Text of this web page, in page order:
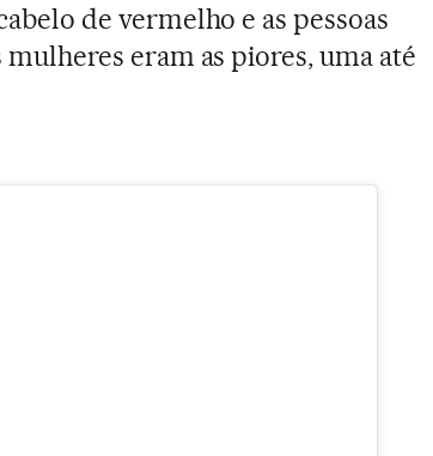
de vermelho e as pessoas
eram as piores, uma até